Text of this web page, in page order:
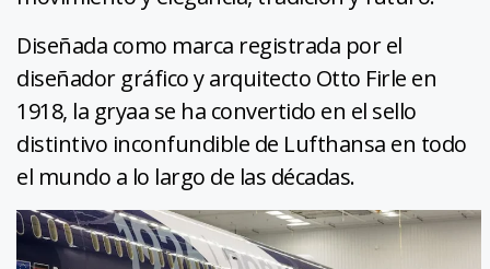
Diseñada como marca registrada por el
diseñador gráfico y arquitecto Otto Firle en
1918, la gryaa se ha convertido en el sello
distintivo inconfundible de Lufthansa en todo
el mundo a lo largo de las décadas.